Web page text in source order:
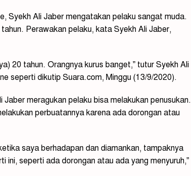
Syekh Ali Jaber mengatakan pelaku sangat muda.
Perawakan pelaku, kata Syekh Ali Jaber,
20 tahun. Orangnya kurus banget,” tutur Syekh Ali
seperti dikutip Suara.com, Minggu (13/9/2020).
meragukan pelaku bisa melakukan penusukan.
perbuatannya karena ada dorongan atau
saya berhadapan dan diamankan, tampaknya
ini, seperti ada dorongan atau ada yang menyuruh,”